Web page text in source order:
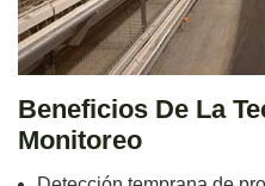
Beneficios De La
Monitoreo